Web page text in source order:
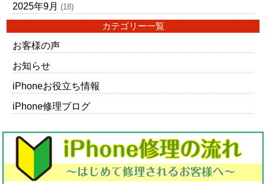
2025年9月 (18)
カテゴリー一覧
お客様の声
お知らせ
iPhoneお役立ち情報
iPhone修理ブログ